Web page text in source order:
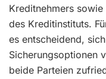
Kreditnehmers
des Kreditinstituts.
es entscheidend,
Sicherungsoptionen
beide Parteien